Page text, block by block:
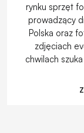
rynku sprzęt
prowadzący
Polska oraz
zdjęciach
chwilach